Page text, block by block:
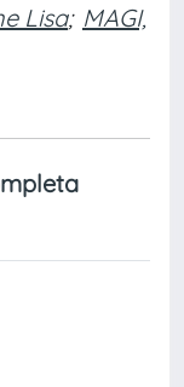
Lisa; MAGI,